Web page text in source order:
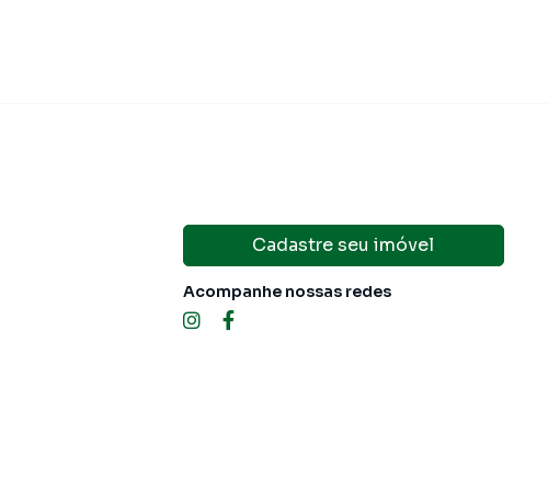
Cadastre seu imóvel
Acompanhe nossas redes